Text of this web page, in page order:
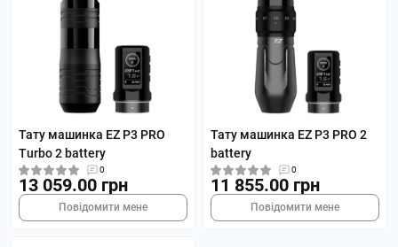
Тату машинка EZ P3 PRO
Turbo 2 battery
0
13 059.00 грн
Повідомити мене
Тату машинка EZ P3 PRO 2
battery
0
11 855.00 грн
Повідомити мене